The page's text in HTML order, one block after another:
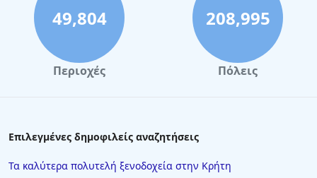
49,804
Περιοχές
208,995
Πόλεις
Επιλεγμένες δημοφιλείς αναζητήσεις
Τα καλύτερα πολυτελή ξενοδοχεία στην Κρήτη